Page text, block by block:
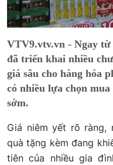
VTV9.vtv.vn - Ngay từ
đã triển khai nhiều
giá sâu cho hàng hóa
có nhiều lựa chọn
sớm.
Giá niêm yết rõ ràng,
quà tặng kèm đang
tiên của nhiều gia